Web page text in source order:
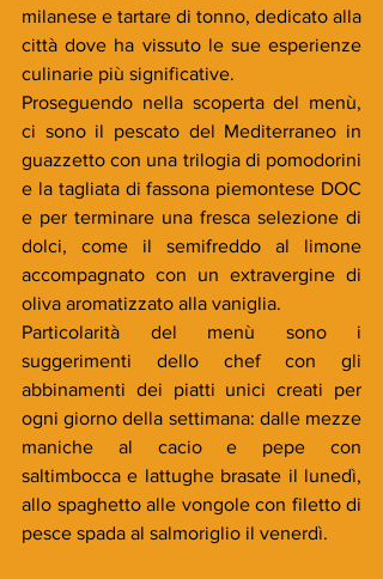
milanese e tartare di tonno, dedicato alla
città dove ha vissuto le sue esperienze
culinarie più significative.
Proseguendo nella scoperta del menù,
ci sono il pescato del Mediterraneo in
guazzetto con una trilogia di pomodorini
e la tagliata di fassona piemontese DOC
e per terminare una fresca selezione di
dolci, come il semifreddo al limone
accompagnato con un extravergine di
oliva aromatizzato alla vaniglia.
Particolarità del menù sono i
suggerimenti dello chef con gli
abbinamenti dei piatti unici creati per
ogni giorno della settimana: dalle mezze
maniche al cacio e pepe con
saltimbocca e lattughe brasate il lunedì,
allo spaghetto alle vongole con filetto di
pesce spada al salmoriglio il venerdì.